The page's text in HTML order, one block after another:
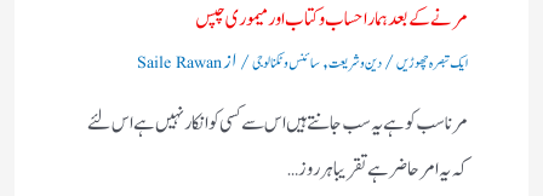
مرنے کے بعد ہمارا حساب وکتاب اور میموری چپس
ایک تبصرہ چھوڑیں/دین و شریعت,سائنس و ٹکنالوجی/ ازSaile Rawan
مرنا سب کو ہے یہ سب جانتے ہیں اس سے کسی کو انکار نہیں ہے اس لئے
کہ یہ امر حاضر ہے تقریبا ہر روز…